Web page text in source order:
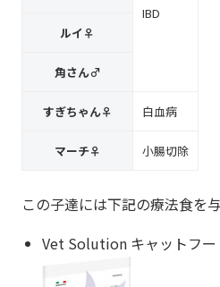
IBD
ルイ♀
角さん♂
すぎちゃん♀ 白血病
マーチ♀ 小腸切除
この子達には下記の療法食を
Vet Solution キャットフー